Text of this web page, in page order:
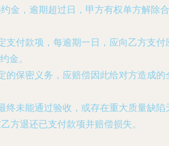
金，逾期超过日，甲方有权单方解除合
支付款项，每逾期一日，应向乙方支付
金。
的保密义务，应赔偿因此给对方造成的
终未能通过验收，或存在重大质量缺陷
方退还已支付款项并赔偿损失。